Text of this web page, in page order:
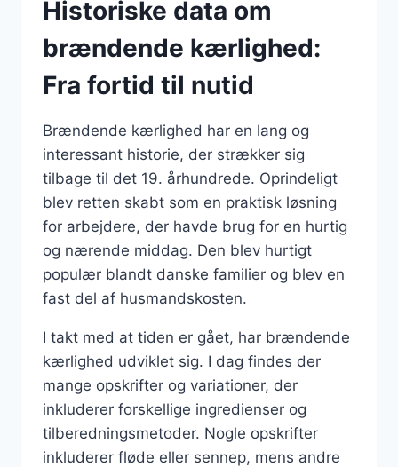
Historiske data om
brændende kærlighed:
Fra fortid til nutid
Brændende kærlighed har en lang og
interessant historie, der strækker sig
tilbage til det 19. århundrede. Oprindeligt
blev retten skabt som en praktisk løsning
for arbejdere, der havde brug for en hurtig
og nærende middag. Den blev hurtigt
populær blandt danske familier og blev en
fast del af husmandskosten.
I takt med at tiden er gået, har brændende
kærlighed udviklet sig. I dag findes der
mange opskrifter og variationer, der
inkluderer forskellige ingredienser og
tilberedningsmetoder. Nogle opskrifter
inkluderer fløde eller sennep, mens andre